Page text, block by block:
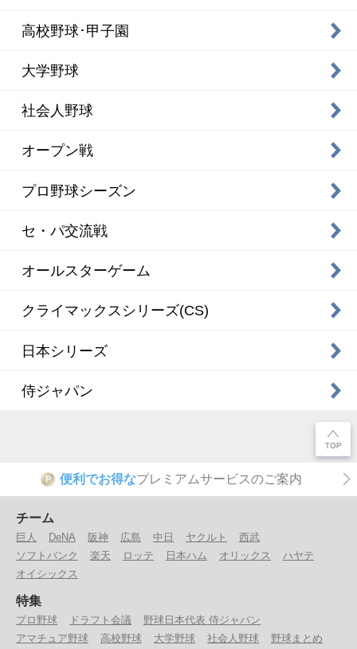
高校野球･甲子園
大学野球
社会人野球
オープン戦
プロ野球シーズン
セ・パ交流戦
オールスターゲーム
クライマックスシリーズ(CS)
日本シリーズ
侍ジャパン
P 便利でお得なプレミアムサービスのご案内
チーム
巨人 DeNA 阪神 広島 中日 ヤクルト
西武
ソフトバンク
楽天 ロッテ 日本ハム オリックス
ハヤテ
オイシックス
特集
プロ野球 ドラフト会議
野球日本代表 侍ジャパン
アマチュア野球
高校野球 大学野球 社会人野球 野球まとめ